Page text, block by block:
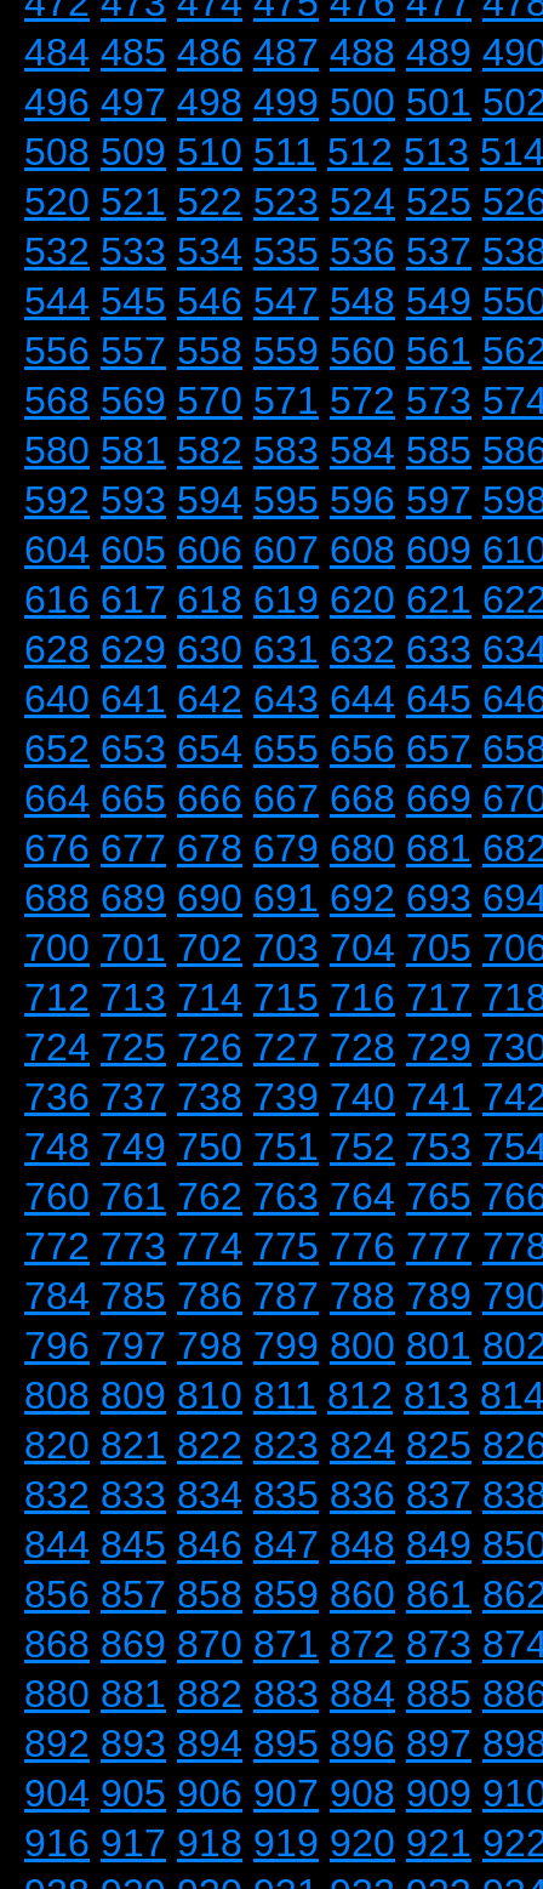
484 485 486 487 488 489
496 497 498 499 500 501
508 509 510 511 512 513
520 521 522 523 524 525
532 533 534 535 536 537
544 545 546 547 548 549
556 557 558 559 560 561
568 569 570 571 572 573
580 581 582 583 584 585
592 593 594 595 596 597
604 605 606 607 608 609
616 617 618 619 620 621
628 629 630 631 632 633
640 641 642 643 644 645
652 653 654 655 656 657
664 665 666 667 668 669
676 677 678 679 680 681
688 689 690 691 692 693
700 701 702 703 704 705
712 713 714 715 716 717
724 725 726 727 728 729
736 737 738 739 740 741
748 749 750 751 752 753
760 761 762 763 764 765
772 773 774 775 776 777
784 785 786 787 788 789
796 797 798 799 800 801
808 809 810 811 812 813
820 821 822 823 824 825
832 833 834 835 836 837
844 845 846 847 848 849
856 857 858 859 860 861
868 869 870 871 872 873
880 881 882 883 884 885
892 893 894 895 896 897
904 905 906 907 908 909
916 917 918 919 920 921